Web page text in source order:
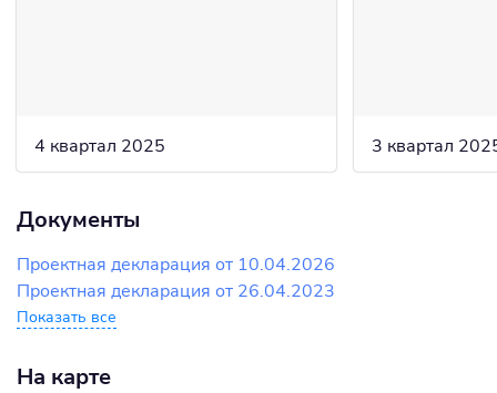
4 квартал 2025 3 квартал
Документы
Проектная декларация от 10.04.2026
Проектная декларация от 26.04.2023
Показать все
На карте